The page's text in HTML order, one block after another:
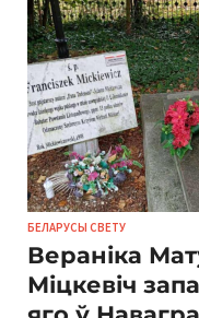
БЕЛАРУСЫ СВЕТУ
Вераніка
Міцкевіч